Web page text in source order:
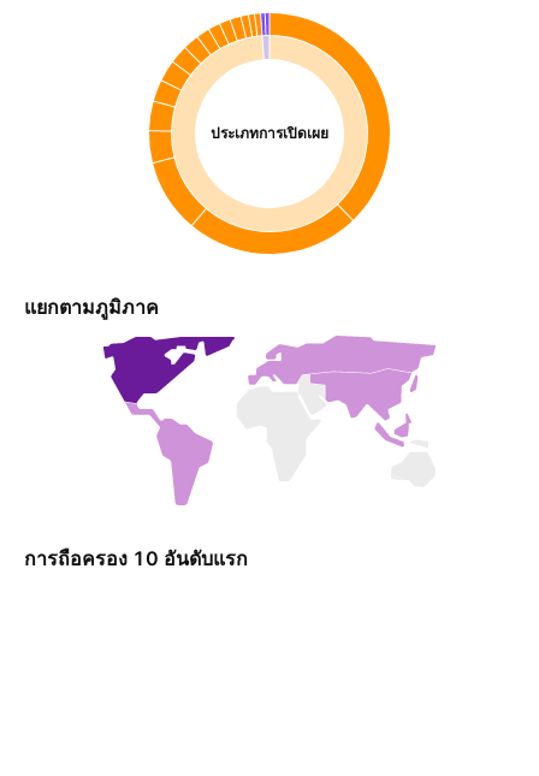
ประเภทการเปิดเผย
แยกตามภูมิภาค
การถือครอง 10 อันดับแรก